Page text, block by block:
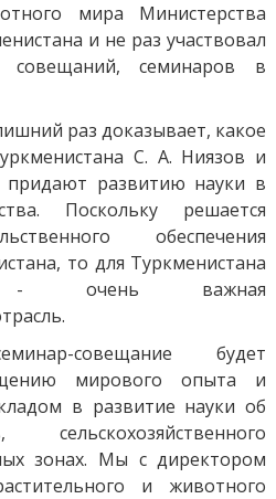
мира Министерства
и не раз участвовал
совещаний, семинаров в
раз доказывает, какое
С. А. Ниязов и
придают развитию науки в
Поскольку решается
обеспечения
то для Туркменистана
- очень важная
совещание будет
мирового опыта и
в развитие науки об
зонах. Мы с директором
и животного